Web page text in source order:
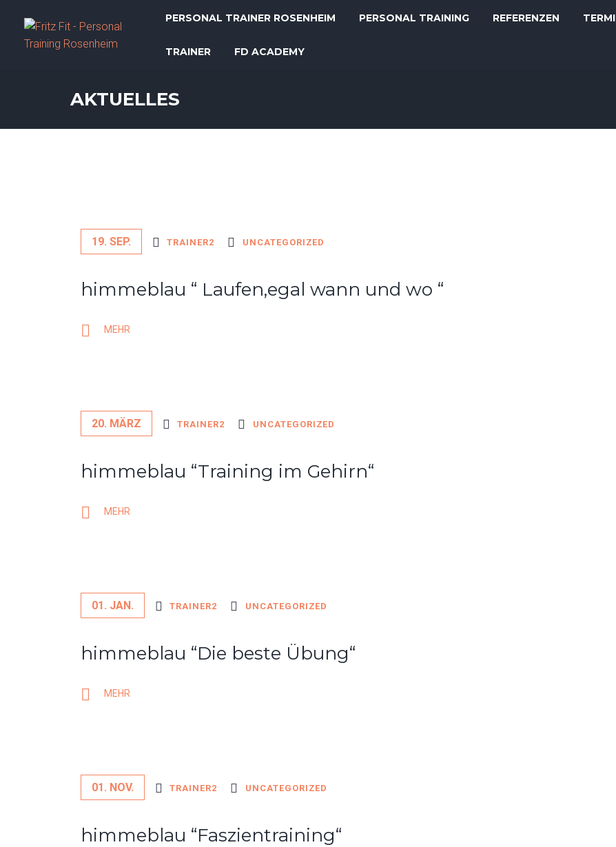
PERSONAL TRAINER ROSENHEIM PERSONAL TRAINING REFERENZEN
TRAINER FD ACADEMY
AKTUELLES
19. SEP. TRAINER2 UNCATEGORIZED
himmeblau “ Laufen,egal wann und wo “
MEHR
20. MÄRZ TRAINER2 UNCATEGORIZED
himmeblau “Training im Gehirn“
MEHR
01. JAN. TRAINER2 UNCATEGORIZED
himmeblau “Die beste Übung“
MEHR
01. NOV. TRAINER2 UNCATEGORIZED
himmeblau “Faszientraining“